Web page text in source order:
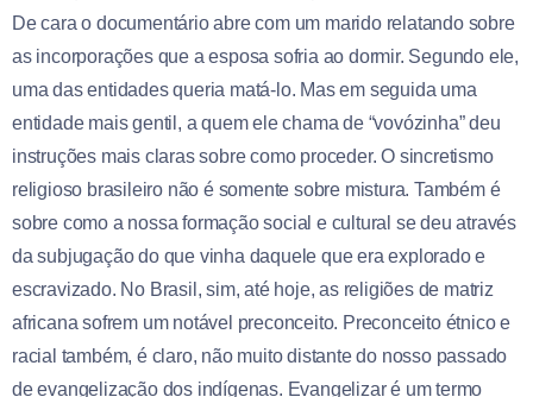
De cara o documentário abre com um marido relatando sobre
as incorporações que a esposa sofria ao dormir. Segundo ele,
uma das entidades queria matá-lo. Mas em seguida uma
entidade mais gentil, a quem ele chama de “vovózinha” deu
instruções mais claras sobre como proceder. O sincretismo
religioso brasileiro não é somente sobre mistura. Também é
sobre como a nossa formação social e cultural se deu através
da subjugação do que vinha daquele que era explorado e
escravizado. No Brasil, sim, até hoje, as religiões de matriz
africana sofrem um notável preconceito. Preconceito étnico e
racial também, é claro, não muito distante do nosso passado
de evangelização dos indígenas. Evangelizar é um termo